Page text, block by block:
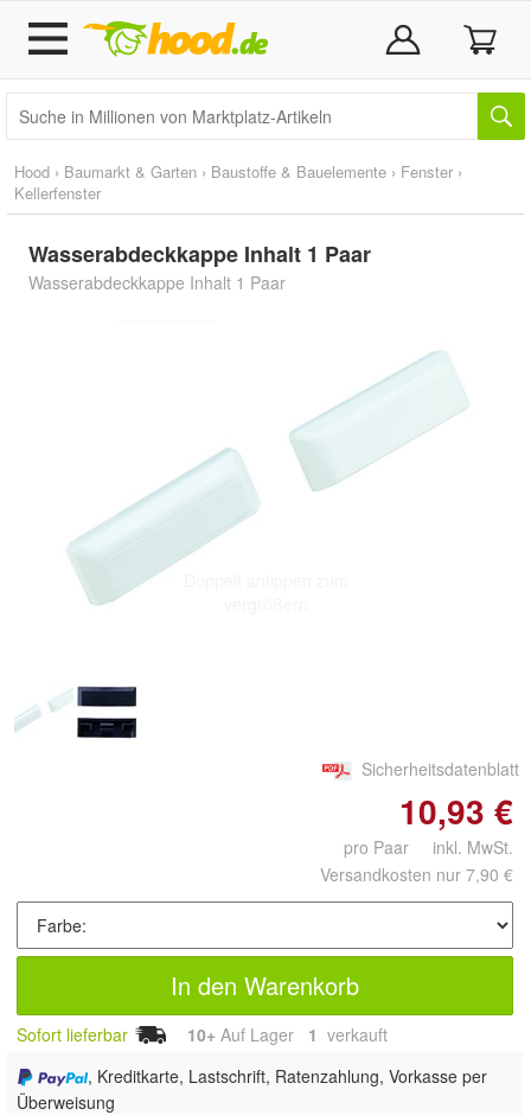
Hood › Baumarkt & Garten › Baustoffe & Bauelemente › Fenster ›
Kellerfenster
Wasserabdeckkappe Inhalt 1 Paar
Wasserabdeckkappe Inhalt 1 Paar
Sicherheitsdatenblatt
10,93 €
pro Paar inkl. MwSt.
Versandkosten nur 7,90 €
In den Warenkorb
Sofort lieferbar 10+ Auf Lager 1 verkauft
, Kreditkarte, Lastschrift, Ratenzahlung, Vorkasse per
Überweisung